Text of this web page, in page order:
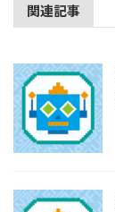
関連記事